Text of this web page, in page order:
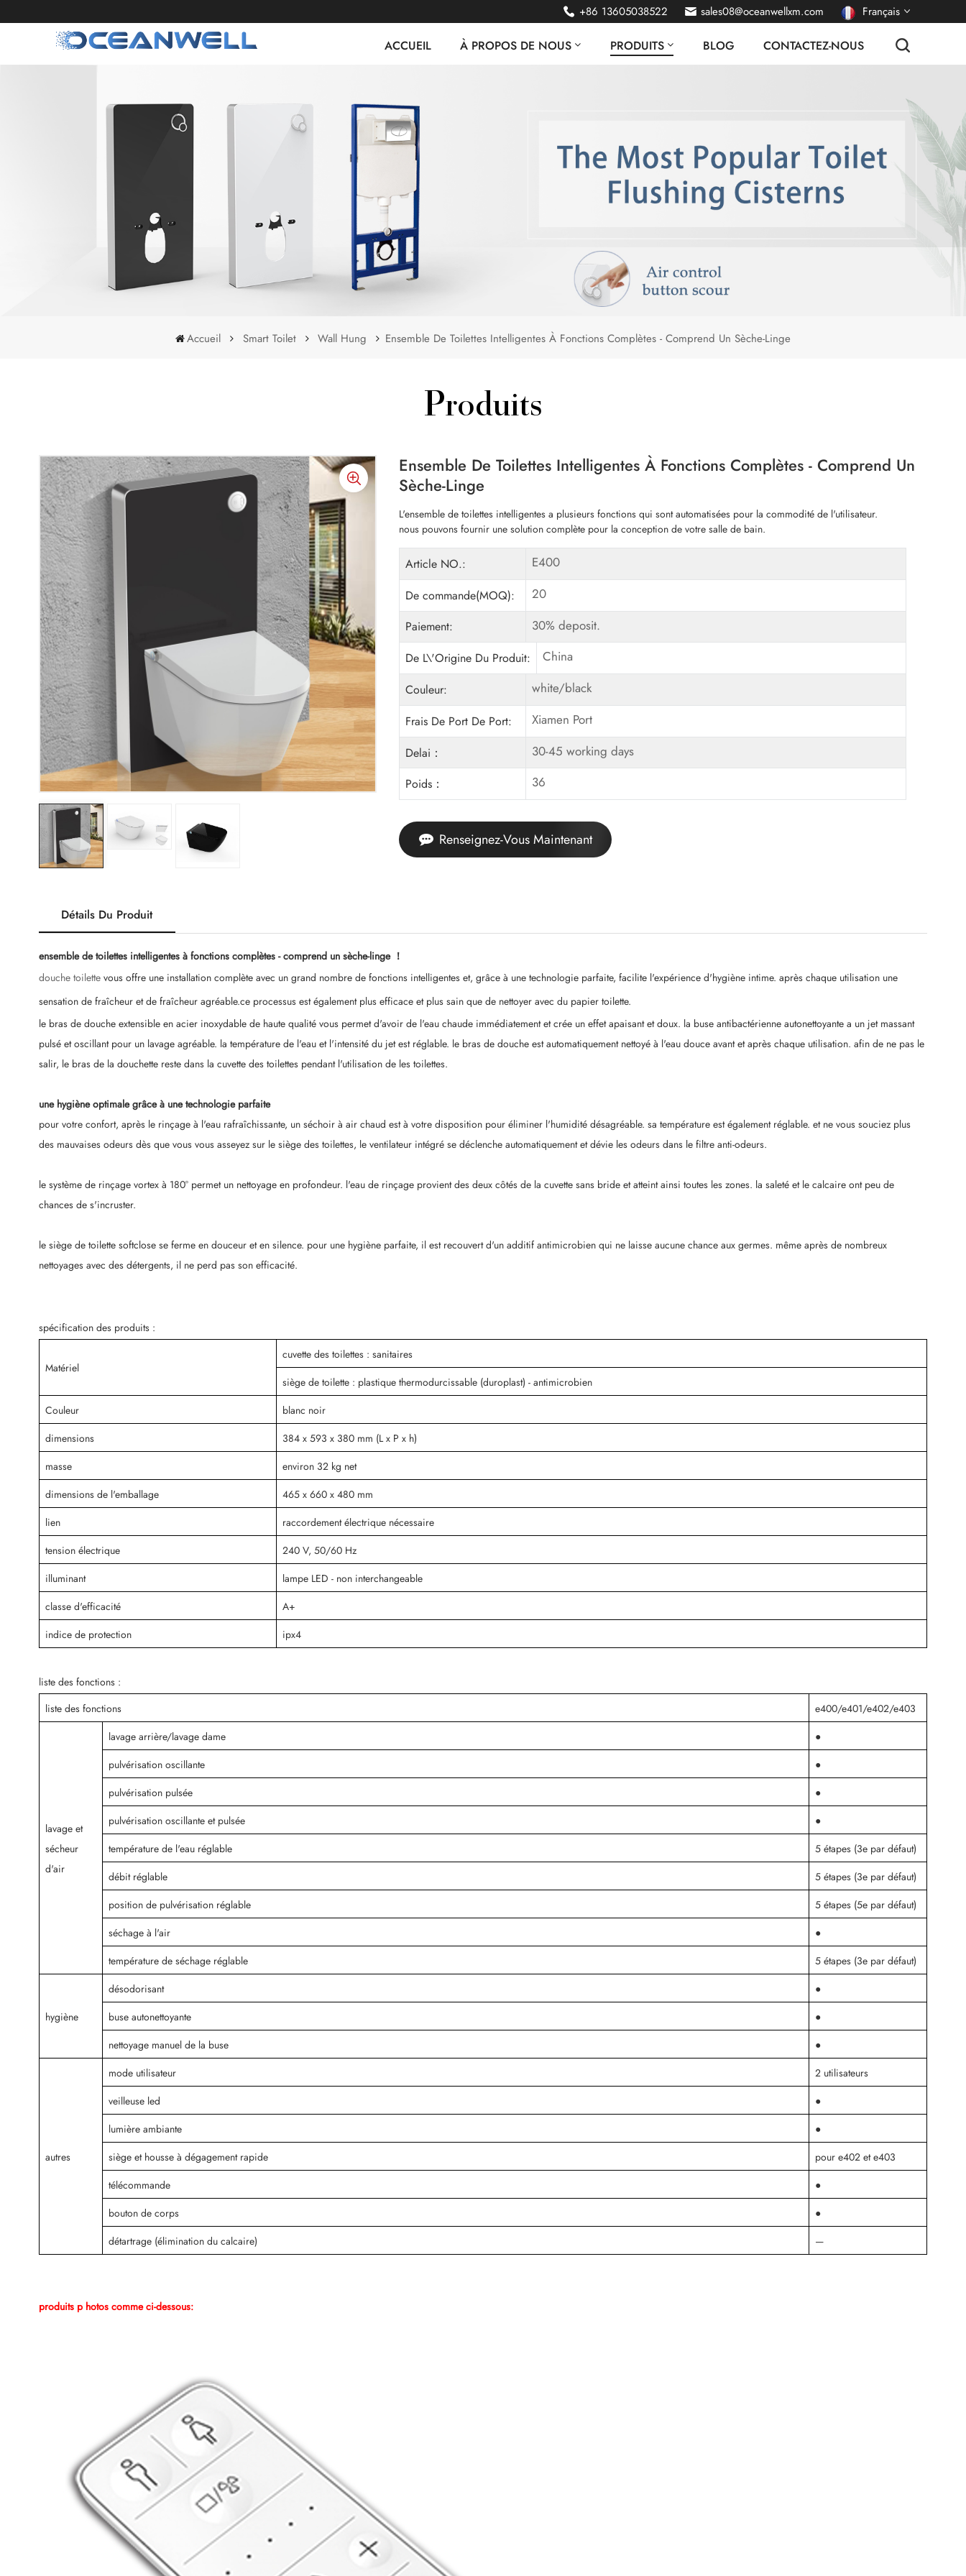
+86 13605038522 sales08@oceanwellxm.com Français
italiano
español
ACCUEIL À PROPOS DE NOUS PRODUITS BLOG CONTACTEZ-NOUS
Accueil Smart Toilet Wall Hung Ensemble De Toilettes Intelligentes À Fonctions Complètes - Comprend Un Sèche-Linge
Produits
Ensemble De Toilettes Intelligentes À Fonctions Complètes - Comprend Un
Sèche-Linge
L'ensemble de toilettes intelligentes a plusieurs fonctions qui sont automatisées pour la commodité de l'utilisateur.
nous pouvons fournir une solution complète pour la conception de votre salle de bain.
Article NO.: E400
De commande(MOQ): 20
Paiement: 30% deposit.
De L\'Origine Du Produit: China
Couleur: white/black
Frais De Port De Port: Xiamen Port
Delai： 30-45 working days
Poids： 36
Renseignez-Vous Maintenant
Détails Du Produit
ensemble de toilettes intelligentes à fonctions complètes - comprend un sèche-linge ！
douche toilettevous offre une installation complète avec un grand nombre de fonctions intelligentes et, grâce à une technologie parfaite, facilite l'expérience d'hygiène intime. après chaque utilisation une
sensation de fraîcheur et de fraîcheur agréable.ce processus est également plus efficace et plus sain que de nettoyer avec du papier toilette.
le bras de douche extensible en acier inoxydable de haute qualité vous permet d'avoir de l'eau chaude immédiatement et crée un effet apaisant et doux. la buse antibactérienne autonettoyante a un jet massant
pulsé et oscillant pour un lavage agréable. la température de l'eau et l'intensité du jet est réglable. le bras de douche est automatiquement nettoyé à l'eau douce avant et après chaque utilisation. afin de ne pas le
salir, le bras de la douchette reste dans la cuvette des toilettes pendant l'utilisation de les toilettes.
une hygiène optimale grâce à une technologie parfaite
pour votre confort, après le rinçage à l'eau rafraîchissante, un séchoir à air chaud est à votre disposition pour éliminer l'humidité désagréable. sa température est également réglable. et ne vous souciez plus
des mauvaises odeurs dès que vous vous asseyez sur le siège des toilettes, le ventilateur intégré se déclenche automatiquement et dévie les odeurs dans le filtre anti-odeurs.
le système de rinçage vortex à 180° permet un nettoyage en profondeur. l'eau de rinçage provient des deux côtés de la cuvette sans bride et atteint ainsi toutes les zones. la saleté et le calcaire ont peu de
chances de s'incruster.
le siège de toilette softclose se ferme en douceur et en silence. pour une hygiène parfaite, il est recouvert d'un additif antimicrobien qui ne laisse aucune chance aux germes. même après de nombreux
nettoyages avec des détergents, il ne perd pas son efficacité.
spécification des produits :
Matériel
cuvette des toilettes : sanitaires
siège de toilette : plastique thermodurcissable (duroplast) - antimicrobien
Couleur
blanc noir
dimensions
384 x 593 x 380 mm (L x P x h)
masse
environ 32 kg net
dimensions de l'emballage
465 x 660 x 480 mm
lien
raccordement électrique nécessaire
tension électrique
240 V, 50/60 Hz
illuminant
lampe LED - non interchangeable
classe d'efficacité
A+
indice de protection
ipx4
liste des fonctions :
liste des fonctions
e400/e401/e402/e403
lavage et
sécheur
d'air
lavage arrière/lavage dame
●
pulvérisation oscillante
●
pulvérisation pulsée
●
pulvérisation oscillante et pulsée
●
température de l'eau réglable
5 étapes (3e par défaut)
débit réglable
5 étapes (3e par défaut)
position de pulvérisation réglable
5 étapes (5e par défaut)
séchage à l'air
●
température de séchage réglable
5 étapes (3e par défaut)
hygiène
désodorisant
●
buse autonettoyante
●
nettoyage manuel de la buse
●
autres
mode utilisateur
2 utilisateurs
veilleuse led
●
lumière ambiante
●
siège et housse à dégagement rapide
pour e402 et e403
télécommande
●
bouton de corps
●
détartrage (élimination du calcaire)
—
produits photos comme ci-dessous: